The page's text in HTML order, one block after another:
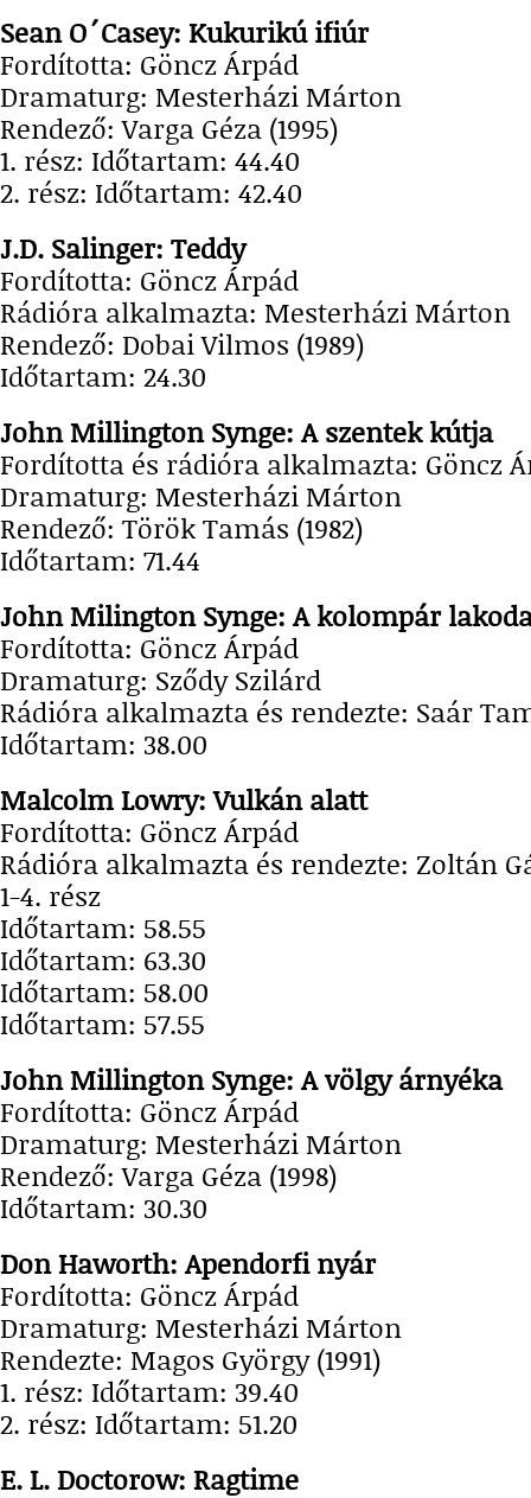
Sean O´Casey: Kukurikú ifiúr
Fordította: Göncz Árpád
Dramaturg: Mesterházi Márton
Rendező: Varga Géza (1995)
1. rész: Időtartam: 44.40
2. rész: Időtartam: 42.40
J.D. Salinger: Teddy
Fordította: Göncz Árpád
Rádióra alkalmazta: Mesterházi Márton
Rendező: Dobai Vilmos (1989)
Időtartam: 24.30
John Millington Synge: A
Fordította és rádióra alkalmazta: Göncz
Dramaturg: Mesterházi Márton
Rendező: Török Tamás (1982)
Időtartam: 71.44
John Milington Synge: A
Fordította: Göncz Árpád
Dramaturg: Sződy Szilárd
Rádióra alkalmazta és rendezte: Saár
Időtartam: 38.00
Malcolm Lowry: Vulkán alatt
Fordította: Göncz Árpád
Rádióra alkalmazta és rendezte: Zoltán
1-4. rész
Időtartam: 58.55
Időtartam: 63.30
Időtartam: 58.00
Időtartam: 57.55
John Millington Synge: A völgy
Fordította: Göncz Árpád
Dramaturg: Mesterházi Márton
Rendező: Varga Géza (1998)
Időtartam: 30.30
Don Haworth: Apendorfi nyár
Fordította: Göncz Árpád
Dramaturg: Mesterházi Márton
Rendezte: Magos György (1991)
1. rész: Időtartam: 39.40
2. rész: Időtartam: 51.20
E. L. Doctorow: Ragtime